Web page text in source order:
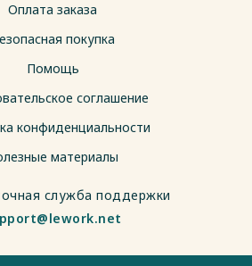
Оплата заказа
покупка
Помощь
соглашение
конфиденциальности
материалы
служба поддержки